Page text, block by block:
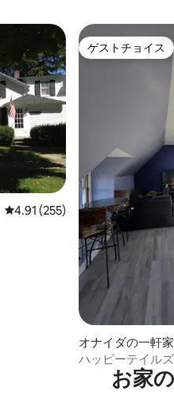
レビュー255件、5つ星中4.91
4.91 (255)
ゲストチョイス
ゲストチョイス
オナイダの一軒家
ハッピーテイル
お家